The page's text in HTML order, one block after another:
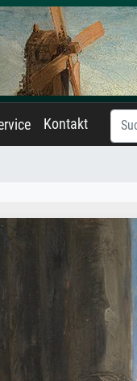
Kontakt